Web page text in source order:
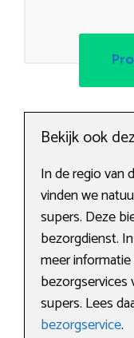
Bekijk ook
In de regio van
vinden we
supers. Deze
bezorgdienst.
meer
supers. Lees
bezorgservice.